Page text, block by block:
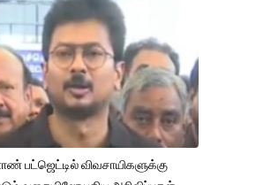
பட்ஜெட்டில் விவசாயிகளுக்கு